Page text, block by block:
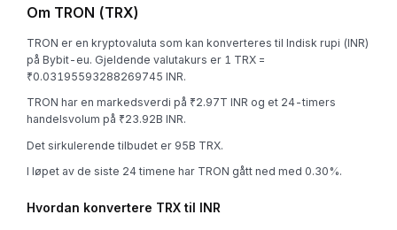
Om TRON (TRX)
TRON er en kryptovaluta som kan konverteres til Indisk rupi (INR)
på Bybit-eu. Gjeldende valutakurs er 1 TRX =
₹0.03195593288269745 INR.
TRON har en markedsverdi på ₹2.97T INR og et 24-timers
handelsvolum på ₹23.92B INR.
Det sirkulerende tilbudet er 95B TRX.
I løpet av de siste 24 timene har TRON gått ned med 0.30%.
Hvordan konvertere TRX til INR